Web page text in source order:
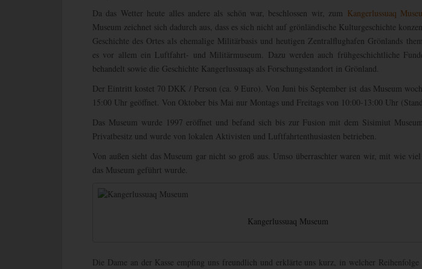
Da das Wetter heute alles andere als schön war, beschlossen wir, zum Kangerlussuaq
Museum zeichnet sich dadurch aus, dass es sich nicht auf grönländische Kulturgeschichte
Geschichte des Ortes als ehemalige Militärbasis und heutigen Zentralflughafen Grönlands
es vor allem ein Luftfahrt- und Militärmuseum. Dazu werden auch frühgeschichtliche
behandelt sowie die Geschichte Kangerlussuaqs als Forschungsstandort in Grönland.
Der Eintritt kostet 70 DKK / Person (ca. 9 Euro). Von Juni bis September ist das Museum
15:00 Uhr geöffnet. Von Oktober bis Mai nur Montags und Freitags von 10:00-13:00 Uhr
Das Museum wurde 1997 eröffnet und befand sich bis zur Fusion mit dem Sisimiut
Privatbesitz und wurde von lokalen Aktivisten und Luftfahrtenthusiasten betrieben.
Von außen sieht das Museum gar nicht so groß aus. Umso überraschter waren wir, mit wie
das Museum geführt wurde.
Kangerlussuaq Museum
Die Dame an der Kasse empfing uns freundlich und erklärte uns kurz, in welcher